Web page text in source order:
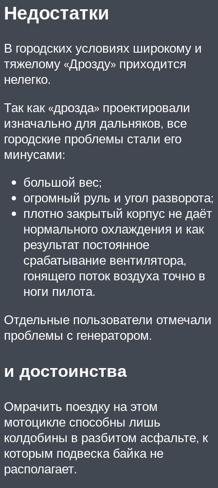
Недостатки
В городских условиях широкому и
тяжелому «Дрозду» приходится
нелегко.
Так как «дрозда» проектировали
изначально для дальняков, все
городские проблемы стали его
минусами:
большой вес;
огромный руль и угол разворота;
плотно закрытый корпус не даёт
нормального охлаждения и как
результат постоянное
срабатывание вентилятора,
гонящего поток воздуха точно в
ноги пилота.
Отдельные пользователи отмечали
проблемы с генератором.
и достоинства
Омрачить поездку на этом
мотоцикле способны лишь
колдобины в разбитом асфальте, к
которым подвеска байка не
располагает.